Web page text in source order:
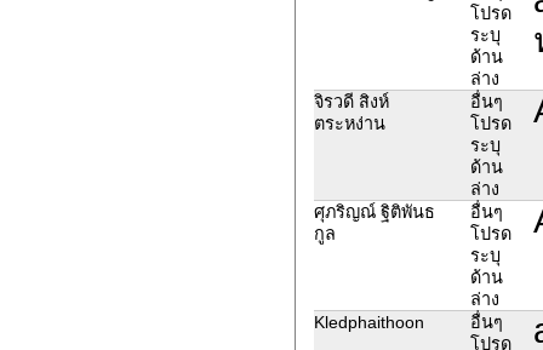
โปรด
ระบุ
ด้าน
ล่าง
จิรวดี สิงห์
ตระหง่าน
อื่นๆ
โปรด
ระบุ
ด้าน
ล่าง
ศุภริญณ์ ฐิติพันธ
กูล
อื่นๆ
โปรด
ระบุ
ด้าน
ล่าง
Kledphaithoon
อื่นๆ
โปรด